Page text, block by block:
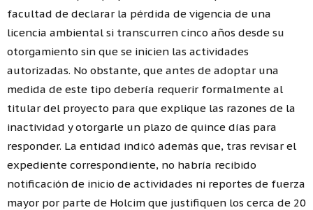
facultad de declarar la pérdida de vigencia de una
licencia ambiental si transcurren cinco años desde su
otorgamiento sin que se inicien las actividades
autorizadas. No obstante, que antes de adoptar una
medida de este tipo debería requerir formalmente al
titular del proyecto para que explique las razones de la
inactividad y otorgarle un plazo de quince días para
responder. La entidad indicó además que, tras revisar el
expediente correspondiente, no habría recibido
notificación de inicio de actividades ni reportes de fuerza
mayor por parte de Holcim que justifiquen los cerca de 20